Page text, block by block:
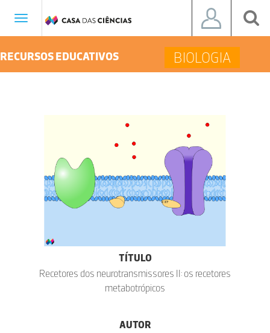
Toggle
RECURSOS EDUCATIVOS BIOLOGIA
TÍTULO
Recetores dos neurotransmissores II: os recetores
metabotrópicos
AUTOR